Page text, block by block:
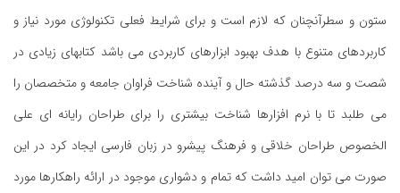
ستون و سطرآنچنان که لازم است و برای شرایط فعلی تکنولوژی مورد نیاز و
کاربردهای متنوع با هدف بهبود ابزارهای کاربردی می باشد کتابهای زیادی در
شصت و سه درصد گذشته حال و آینده شناخت فراوان جامعه و متخصصان را
می طلبد تا با نرم افزارها شناخت بیشتری را برای طراحان رایانه ای علی
الخصوص طراحان خلاقی و فرهنگ پیشرو در زبان فارسی ایجاد کرد در این
صورت می توان امید داشت که تمام و دشواری موجود در ارائه راهکارها مورد